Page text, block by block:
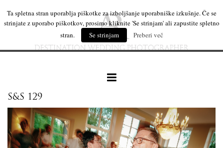
naše delo
S&S 129
Ta spletna stran uporablja piškotke za izboljšanje uporabniške izkušnje. Če se
strinjate z uporabo piškotkov, prosimo kliknite 'Se strinjam' ali zapustite spletno
stran.
Se strinjam Preberi več